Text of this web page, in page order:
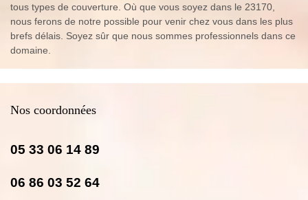
tous types de couverture. Où que vous soyez dans le 23170,
nous ferons de notre possible pour venir chez vous dans les plus
brefs délais. Soyez sûr que nous sommes professionnels dans ce
domaine.
Nos coordonnées
05 33 06 14 89
06 86 03 52 64